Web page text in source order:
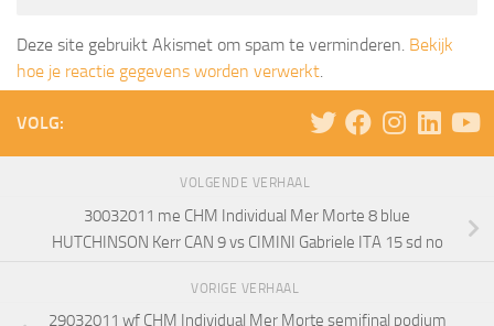
Deze site gebruikt Akismet om spam te verminderen. Bekijk
hoe je reactie gegevens worden verwerkt.
VOLG:
VOLGENDE VERHAAL
30032011 me CHM Individual Mer Morte 8 blue
HUTCHINSON Kerr CAN 9 vs CIMINI Gabriele ITA 15 sd no
VORIGE VERHAAL
29032011 wf CHM Individual Mer Morte semifinal podium